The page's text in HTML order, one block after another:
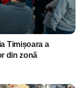
Timișoara a
din zonă